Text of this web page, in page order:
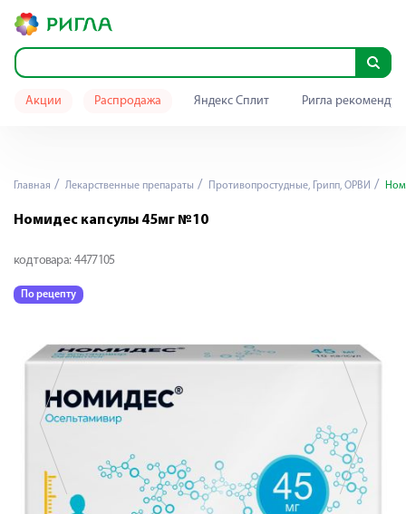
Акции Распродажа Яндекс Сплит Ригла
Главная Лекарственные препараты Противопростудные, Грипп, ОРВИ
Номидес капсулы 45мг №10
код товара: 4477105
По рецепту